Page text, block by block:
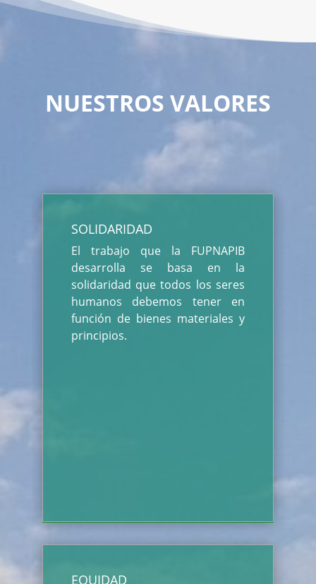
NUESTROS VALORES
SOLIDARIDAD
El trabajo que la FUPNAPIB
desarrolla se basa en la
solidaridad que todos los seres
humanos debemos tener en
función de bienes materiales y
principios.
EQUIDAD